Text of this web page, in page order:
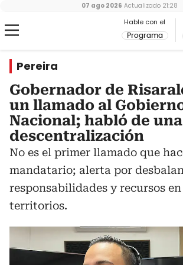
Hable con el
Programa
07 ago 2026 Actualizado 21:28
Pereira
Gobernador de
un llamado al
Nacional; habló de
descentralización
No es el primer llamado que
mandatario; alerta por
responsabilidades y recursos
territorios.